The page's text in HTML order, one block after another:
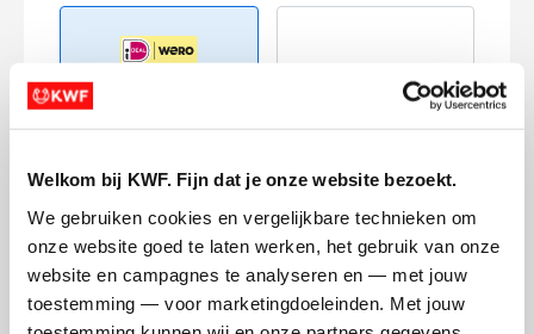
Welkom bij KWF. Fijn dat je onze website bezoekt.
We gebruiken cookies en vergelijkbare technieken om
onze website goed te laten werken, het gebruik van onze
website en campagnes te analyseren en — met jouw
toestemming — voor marketingdoeleinden. Met jouw
Creditcard
Referentie